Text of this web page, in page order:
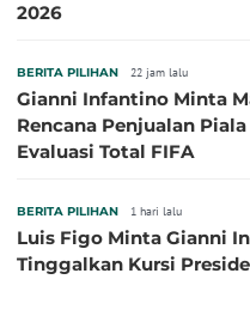
2026
BERITA PILIHAN 22 jam lalu
Gianni Infantino Minta
Rencana Penjualan
Evaluasi Total FIFA
BERITA PILIHAN 1 hari lalu
Luis Figo Minta Gianni
Tinggalkan Kursi